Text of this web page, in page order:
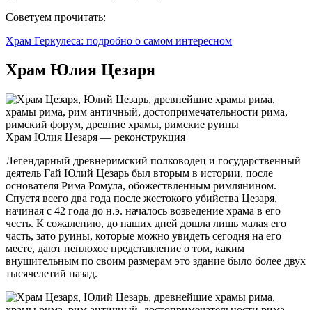
Советуем прочитать:
Храм Геркулеса: подробно о самом интересном
Храм Юлия Цезаря
Храм Юлия Цезаря — реконструкция
Легендарный древнеримский полководец и государственный
деятель Гай Юлий Цезарь был вторым в истории, после
основателя Рима Ромула, обожествленным римлянином.
Спустя всего два года после жестокого убийства Цезаря,
начиная с 42 года до н.э. началось возведение храма в его
честь. К сожалению, до наших дней дошла лишь малая его
часть, зато руины, которые можно увидеть сегодня на его
месте, дают неплохое представление о том, каким
внушительным по своим размерам это здание было более двух
тысячелетий назад.